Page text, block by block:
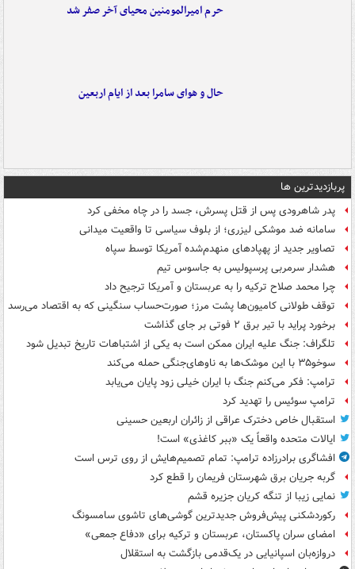
حرم امیرالمومنین محیای آخر صفر شد
حال و هوای سامرا بعد از ایام اربعین
پربازدیدترین ها
پدر شاهرودی پس از قتل پسرش، جسد را در چاه مخفی کرد
سامانه ضد موشکی لیزری؛ از بلوف سیاسی تا واقعیت میدانی
تصاویر جدید از پهپادهای منهدم‌شده آمریکا توسط سپاه
هشدار سرمربی پرسپولیس به جاسوس تیم
چرا محمد صلاح ترکیه را به عربستان و آمریکا ترجیح داد
توقف طولانی کامیون‌ها پشت مرز؛ صورت‌حساب سنگینی که به اقتصاد می‌رسد
برخورد پراید با تیر برق ۲ فوتی بر جای گذاشت
تلگراف: جنگ علیه ایران ممکن است به یکی از اشتباهات تاریخ تبدیل شود
سوخو۳۵ با این موشک‌ها به ناوهای‌جنگی حمله می‌کند
ترامپ: فکر می‌کنم جنگ با ایران خیلی زود پایان می‌یابد
ترامپ سوئیس را تهدید کرد
استقبال خاص دخترک عراقی از زائران اربعین حسینی
ایالات متحده واقعاً یک «ببر کاغذی» است!
افشاگری برادرزاده ترامپ: تمام تصمیم‌هایش از روی ترس است
گربه جریان برق شهرستان فریمان را قطع کرد
نمایی زیبا از تنگه کریان جزیره قشم
رکوردشکنی پیش‌فروش جدیدترین گوشی‌های تاشوی سامسونگ
امضای سران پاکستان، عربستان و ترکیه برای «دفاع جمعی»
دروازه‌بان اسپانیایی در یک‌قدمی بازگشت به استقلال